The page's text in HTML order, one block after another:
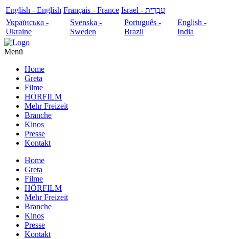
English - English Français - France
עִבְרִית - Israel
Українська -
Ukraine
Svenska -
Sweden
Português -
Brazil
English -
India
Menü
Home
Greta
Filme
HÖRFILM
Mehr Freizeit
Branche
Kinos
Presse
Kontakt
Home
Greta
Filme
HÖRFILM
Mehr Freizeit
Branche
Kinos
Presse
Kontakt